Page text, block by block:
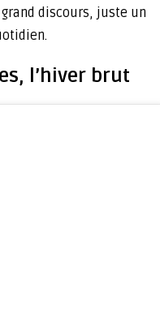
discours, juste un
l’hiver brut